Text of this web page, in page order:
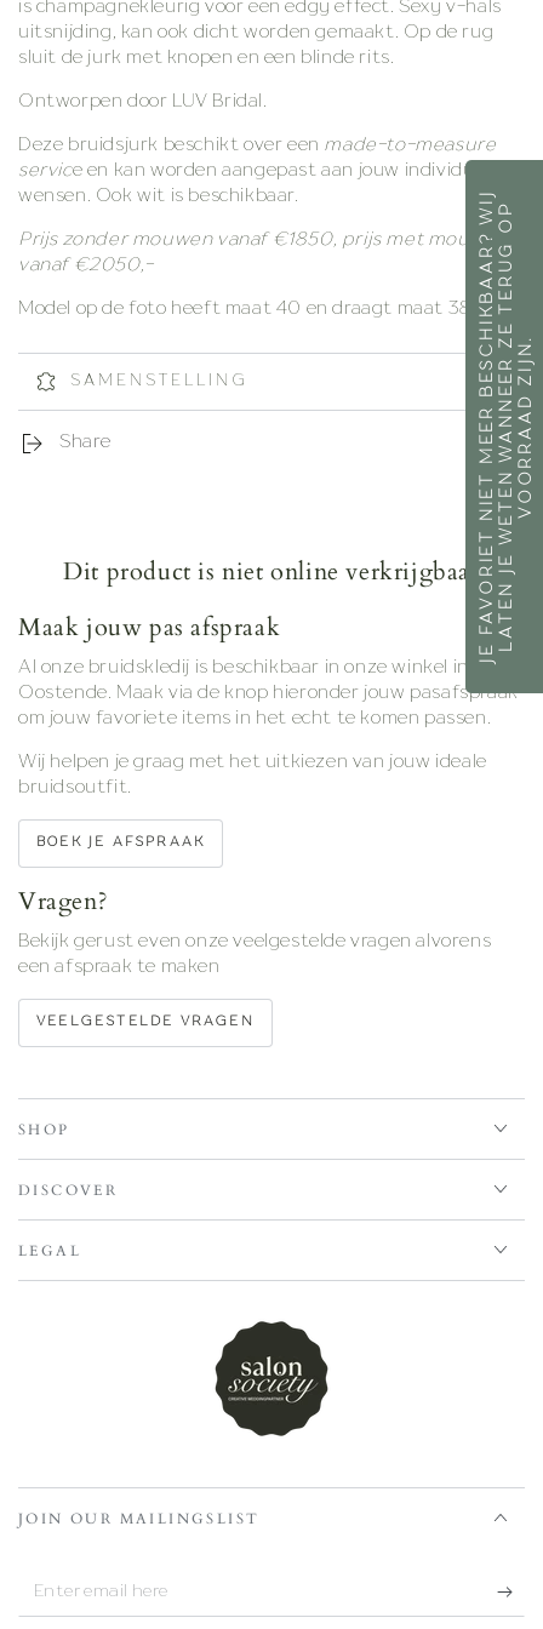
is champagnekleurig voor een edgy effect.Sexy v-hals
uitsnijding, kan ook dicht worden gemaakt. Op de rug
sluit de jurk met knopen en een blinde rits.
Ontworpen door LUV Bridal.
Deze bruidsjurk beschikt over een made-to-measure
service en kan worden aangepast aan jouw individuele
wensen. Ook wit is beschikbaar.
Prijs zonder mouwen vanaf €1850, prijs met mouwen
vanaf €2050,-
Model op de foto heeft maat 40 en draagt maat 38
SAMENSTELLING
Share
Dit product is niet online verkrijgbaar
Maak jouw pas afspraak
Al onze bruidskledij is beschikbaar in onze winkel in
Oostende. Maak via de knop hieronder jouw pasafspraak
om jouw favoriete items in het echt te komen passen.
Wij helpen je graag met het uitkiezen van jouw ideale
bruidsoutfit.
BOEK JE AFSPRAAK
Vragen?
Bekijk gerust even onze veelgestelde vragen alvorens
een afspraak te maken
VEELGESTELDE VRAGEN
SHOP
DISCOVER
LEGAL
JOIN OUR MAILINGSLIST
Enter
email
J
E
F
A
V
O
R
I
E
T
N
I
E
T
M
E
E
R
B
E
S
C
H
I
K
B
A
A
R
?
W
I
J
L
A
T
E
N
J
E
W
E
T
E
N
W
A
N
N
E
E
RZ
E
T
E
R
U
G
OP
V
O
O
R
R
A
A
D
Z
I
J
N.